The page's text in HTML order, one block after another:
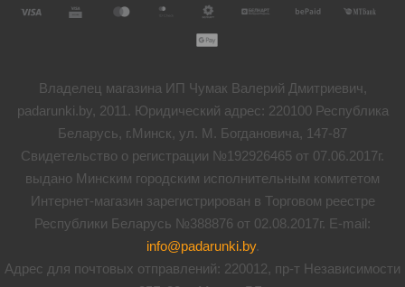
Владелец магазина ИП Чумак Валерий Дмитриевич,
padarunki.by, 2011. Юридический адрес: 220100 Республика
Беларусь, г.Минск, ул. М. Богдановича, 147-87
Свидетельство о регистрации №192926465 от 07.06.2017г.
выдано Минским городским исполнительным комитетом
Интернет-магазин зарегистрирован в Торговом реестре
Республики Беларусь №388876 от 02.08.2017г. E-mail:
info@padarunki.by.
Адрес для почтовых отправлений: 220012, пр-т Независимости